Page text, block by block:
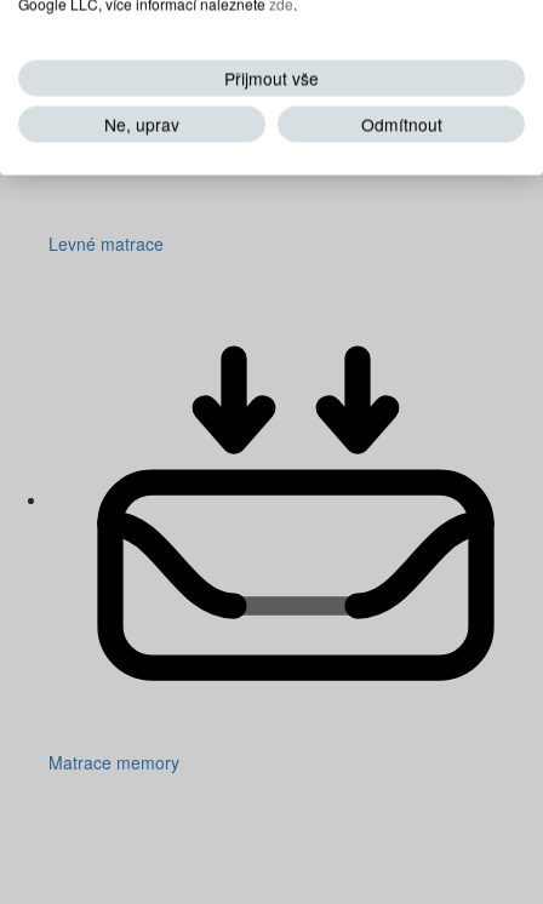
Levné matrace
Matrace memory
Přijmout vše
Ne, uprav
Odmítnout